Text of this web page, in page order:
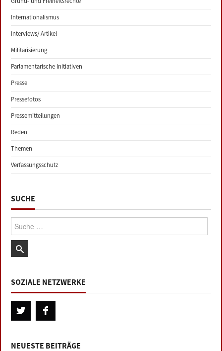
Internationalismus
Interviews/ Artikel
Militarisierung
Parlamentarische Initiativen
Presse
Pressefotos
Pressemitteilungen
Reden
Themen
Verfassungsschutz
SUCHE
Suche:
SOZIALE NETZWERKE
NEUESTE BEITRÄGE